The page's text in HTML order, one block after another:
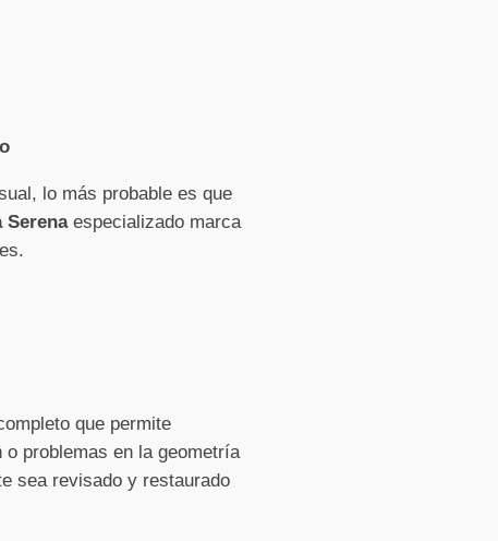
lo más probable es que
Serenaespecializado marca
que permite
problemas en la geometría
sea revisado y restaurado